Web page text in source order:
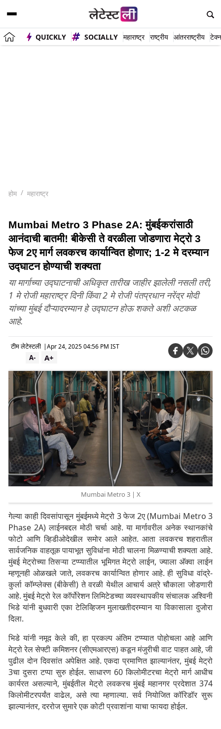
QUICKLY SOCIALLY महाराष्ट्र राष्ट्रीय आंतरराष्ट्रीय
होम महाराष्ट्र
Mumbai Metro 3 Phase 2A: मुंबईकरांसाठी
आनंदाची बातमी! बीकेसी ते वरळीला जोडणारा मेट्रो 3
फेज 2ए मार्ग लवकरच कार्यान्वित होणार; 1-2 मे दरम्यान
उद्घाटन होण्याची शक्यता
या मार्गाच्या उद्घाटनाची अधिकृत तारीख जाहीर झालेली नसली तरी,
1 मे रोजी महाराष्ट्र दिनी किंवा 2 मे रोजी पंतप्रधान नरेंद्र मोदी
यांच्या मुंबई दौऱ्यादरम्यान हे उद्घाटन होऊ शकते अशी अटकळ
आहे.
टीम लेटेस्टली |Apr 24, 2025 04:56 PM IST
A+
A-
Mumbai Metro 3 | X
गेल्या काही दिवसांपासून मुंबईमध्ये मेट्रो 3 फेज 2ए (Mumbai Metro 3
Phase 2A) लाईनबद्दल मोठी चर्चा आहे. या मार्गावरील अनेक स्थानकांचे
फोटो आणि व्हिडीओदेखील समोर आले आहेत. आता लवकरच शहरातील
सार्वजनिक वाहतूक पायाभूत सुविधांना मोठी चालना मिळण्याची शक्यता आहे.
मुंबई मेट्रोच्या तिसऱ्या टप्प्यातील भूमिगत मेट्रो लाईन, ज्याला अ‍ॅक्वा लाईन
म्हणूनही ओळखले जाते, लवकरच कार्यान्वित होणार आहे. ही सुविधा वांद्रे-
कुर्ला कॉम्प्लेक्स (बीकेसी) ते वरळी येथील आचार्य अत्रे चौकाला जोडणारी
आहे. मुंबई मेट्रो रेल कॉर्पोरेशन लिमिटेडच्या व्यवस्थापकीय संचालक अश्विनी
भिडे यांनी बुधवारी एका टेलिव्हिजन मुलाखतीदरम्यान या विकासाला दुजोरा
दिला.
भिडे यांनी नमूद केले की, हा प्रकल्प अंतिम टप्प्यात पोहोचला आहे आणि
मेट्रो रेल सेफ्टी कमिशनर (सीएमआरएस) कडून मंजुरीची वाट पाहत आहे, जी
पुढील दोन दिवसांत अपेक्षित आहे. एकदा प्रमाणित झाल्यानंतर, मुंबई मेट्रो
3चा दुसरा टप्पा सुरु होईल. साधारण 60 किलोमीटरचा मेट्रो मार्ग आधीच
कार्यरत असल्याने, मुंबईतील मेट्रो लवकरच मुंबई महानगर प्रदेशात 374
किलोमीटरपर्यंत वाढेल, असे त्या म्हणाल्या. सर्व नियोजित कॉरिडॉर सुरू
झाल्यानंतर, दररोज सुमारे एक कोटी प्रवाशांना याचा फायदा होईल.